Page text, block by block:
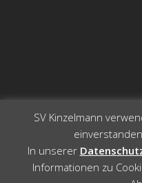
Total
SV Kinzelmann
In unserer
Informationen zu